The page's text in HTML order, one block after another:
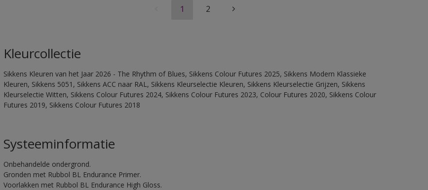
1 2
Kleurcollectie
Sikkens Kleuren van het Jaar 2026 - The Rhythm of Blues, Sikkens Colour Futures 2025, Sikkens Modern Klassieke
Kleuren, Sikkens 5051, Sikkens ACC naar RAL, Sikkens Kleurselectie Kleuren, Sikkens Kleurselectie Grijzen, Sikkens
Kleurselectie Witten, Sikkens Colour Futures 2024, Sikkens Colour Futures 2023, Colour Futures 2020, Sikkens Colour
Futures 2019, Sikkens Colour Futures 2018
Systeeminformatie
Onbehandelde ondergrond.
Gronden met Rubbol BL Endurance Primer.
Voorlakken met Rubbol BL Endurance High Gloss.